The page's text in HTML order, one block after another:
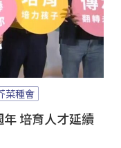
菜種會
年 培育人才延續